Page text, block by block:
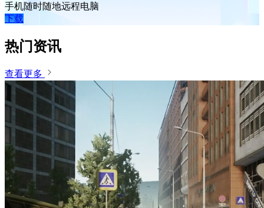
手机随时随地远程电脑
下载
热门资讯
查看更多